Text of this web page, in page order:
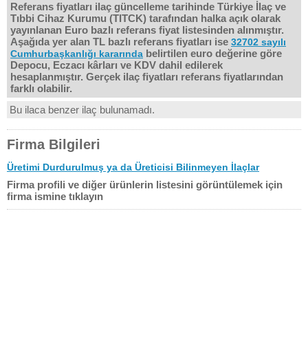
Referans fiyatları ilaç güncelleme tarihinde Türkiye İlaç ve
Tıbbi Cihaz Kurumu (TITCK) tarafından halka açık olarak
yayınlanan Euro bazlı referans fiyat listesinden alınmıştır.
Aşağıda yer alan TL bazlı referans fiyatları ise 32702 sayılı
Cumhurbaşkanlığı kararında belirtilen euro değerine göre
Depocu, Eczacı kârları ve KDV dahil edilerek
hesaplanmıştır. Gerçek ilaç fiyatları referans fiyatlarından
farklı olabilir.
Bu ilaca benzer ilaç bulunamadı.
Firma Bilgileri
Üretimi Durdurulmuş ya da Üreticisi Bilinmeyen İlaçlar
Firma profili ve diğer ürünlerin listesini görüntülemek için
firma ismine tıklayın